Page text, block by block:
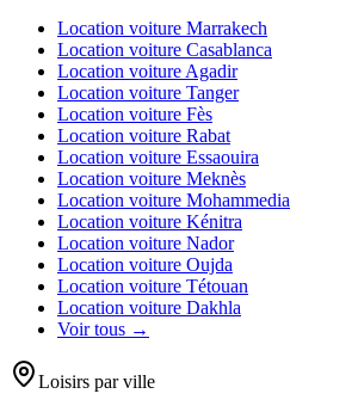
Location voiture Marrakech
Location voiture Casablanca
Location voiture Agadir
Location voiture Tanger
Location voiture Fès
Location voiture Rabat
Location voiture Essaouira
Location voiture Meknès
Location voiture Mohammedia
Location voiture Kénitra
Location voiture Nador
Location voiture Oujda
Location voiture Tétouan
Location voiture Dakhla
Voir tous →
Loisirs par ville